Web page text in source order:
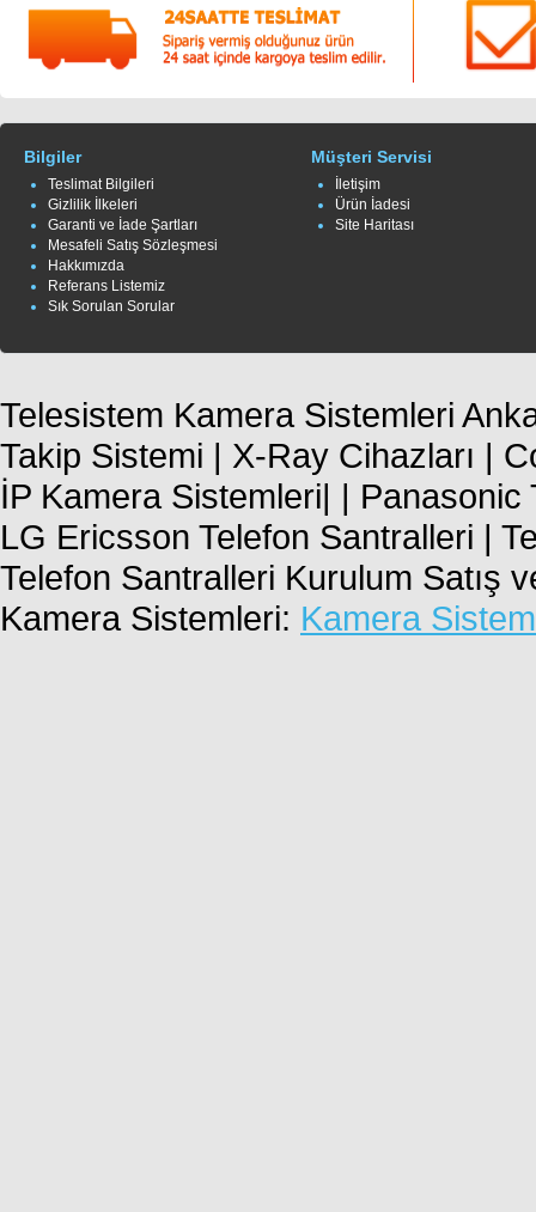
Bilgiler
Teslimat Bilgileri
Gizlilik İlkeleri
Garanti ve İade Şartları
Mesafeli Satış Sözleşmesi
Hakkımızda
Referans Listemiz
Sık Sorulan Sorular
Müşteri Servisi
İletişim
Ürün İadesi
Site Haritası
Telesistem Kamera Sistemleri
Takip Sistemi | X-Ray Cihazları |
İP Kamera Sistemleri| |
LG Ericsson Telefon Santralleri |
Telefon Santralleri Kurulum Satış
Kamera Sistemleri: Kamera